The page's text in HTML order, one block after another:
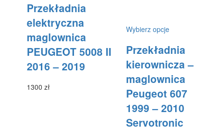
ma
wariantów.
Opcje
wybrać
na
Przekładnia
elektryczna
maglownica
PEUGEOT 5008 II
2016 – 2019
1300 zł
Wybierz opcjeTen
ma
wariantów.
Opcje
wybrać
na
produktu
Przekładnia
kierownicza –
maglownica
Peugeot 607
1999 – 2010
Servotronic